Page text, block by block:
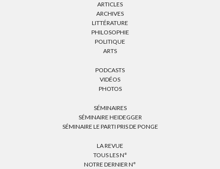
ARTICLES
ARCHIVES
LITTÉRATURE
PHILOSOPHIE
POLITIQUE
ARTS
PODCASTS
VIDÉOS
PHOTOS
SÉMINAIRES
SÉMINAIRE HEIDEGGER
SÉMINAIRE LE PARTI PRIS DE PONGE
LA REVUE
TOUS LES N°
NOTRE DERNIER N°